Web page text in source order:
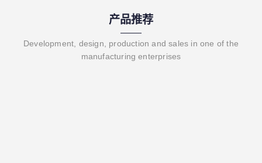
产品推荐
Development, design, production and sales in one of the
manufacturing enterprises